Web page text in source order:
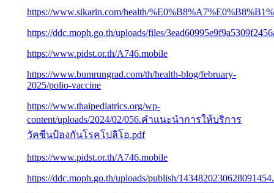
https://www.sikarin.com/health/
https://ddc.moph.go.th/uploads/files/
https://www.pidst.or.th/A746.mobile
https://www.bumrungrad.com/th/health-blog/february-
2025/polio-vaccine
https://www.thaipediatrics.org/wp-
content/uploads/2024/02/056.คำแนะนำการให้บริการ
วัคซีนป้องกันโรคโปลิโอ.pdf
https://www.pidst.or.th/A746.mobile
https://ddc.moph.go.th/uploads/publish/